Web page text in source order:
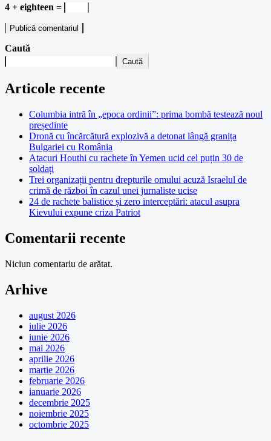
4 + eighteen =
Caută
Caută
Articole recente
Columbia intră în „epoca ordinii”: prima bombă testează noul
președinte
Dronă cu încărcătură explozivă a detonat lângă granița
Bulgariei cu România
Atacuri Houthi cu rachete în Yemen ucid cel puțin 30 de
soldați
Trei organizații pentru drepturile omului acuză Israelul de
crimă de război în cazul unei jurnaliste ucise
24 de rachete balistice și zero interceptări: atacul asupra
Kievului expune criza Patriot
Comentarii recente
Niciun comentariu de arătat.
Arhive
august 2026
iulie 2026
iunie 2026
mai 2026
aprilie 2026
martie 2026
februarie 2026
ianuarie 2026
decembrie 2025
noiembrie 2025
octombrie 2025